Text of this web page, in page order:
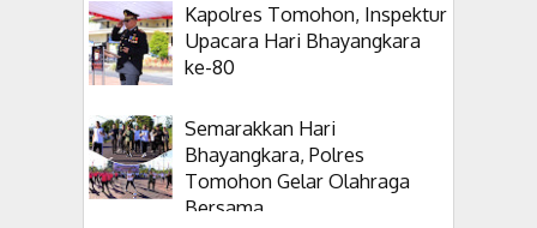
Kapolres Tomohon, Inspektur
Upacara Hari Bhayangkara
ke-80
Semarakkan Hari
Bhayangkara, Polres
Tomohon Gelar Olahraga
Bersama